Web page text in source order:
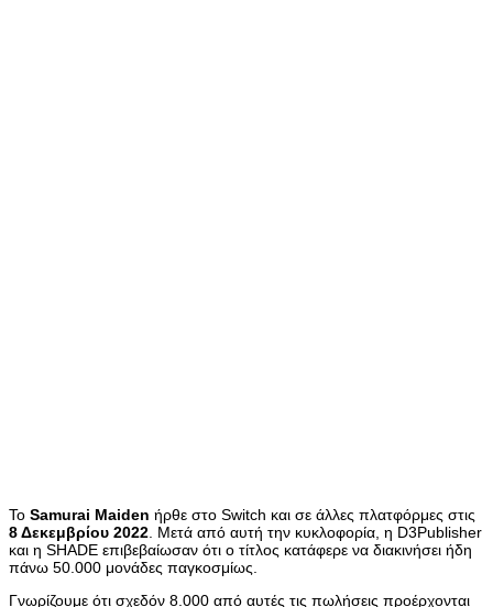
Το Samurai Maiden ήρθε στο Switch και σε άλλες πλατφόρμες στις
8 Δεκεμβρίου 2022 . Μετά από αυτή την κυκλοφορία, η D3Publisher
και η SHADE επιβεβαίωσαν ότι ο τίτλος κατάφερε να διακινήσει ήδη
πάνω 50.000 μονάδες παγκοσμίως.
Γνωρίζουμε ότι σχεδόν 8.000 από αυτές τις πωλήσεις προέρχονται